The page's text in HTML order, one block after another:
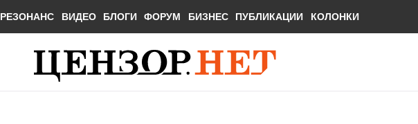
РЕЗОНАНС ВИДЕО БЛОГИ ФОРУМ БИЗНЕС ПУБЛИКАЦИИ КОЛОНКИ